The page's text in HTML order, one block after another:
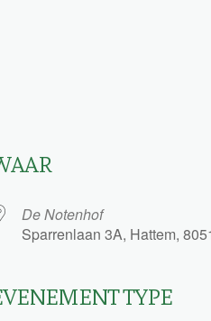
De Notenhof
Sparrenlaan 3A, Hattem,
TYPE